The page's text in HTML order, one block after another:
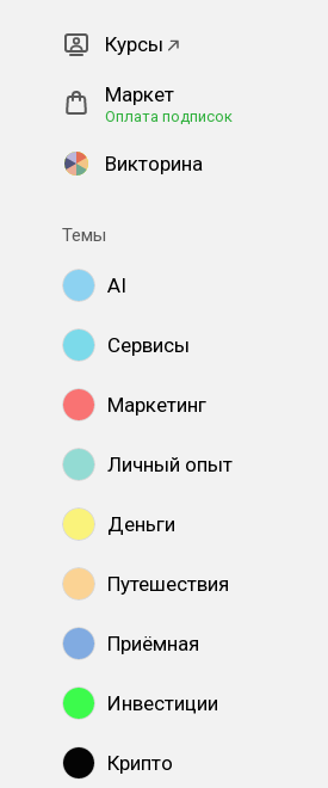
Курсы
Маркет
Оплата подписок
Викторина
Темы
AI
Сервисы
Маркетинг
Личный опыт
Деньги
Путешествия
Приёмная
Инвестиции
Крипто